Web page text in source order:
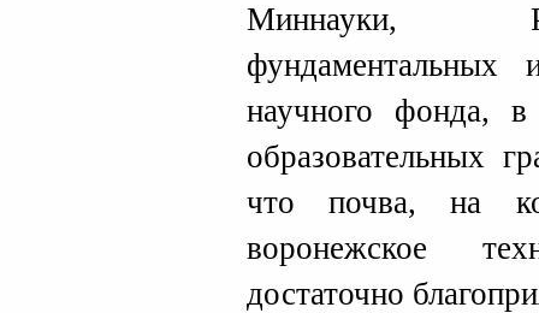
Миннауки,
фундаментальных
научного фонда,
образовательных
что почва, на
воронежское
достаточно